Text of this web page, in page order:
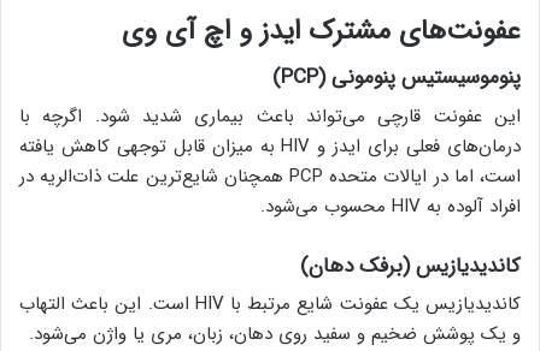
عفونت‌های مشترک ایدز و اچ آی وی
پنوموسیستیس پنومونی (PCP
)
این عفونت قارچی می‌تواند باعث بیماری شدید شود. اگرچه با
درمان‌های فعلی برای ایدز و HIV به میزان قابل توجهی کاهش یافته
است، اما در ایالات متحده PCP همچنان شایع‌ترین علت ذات‌الریه در
افراد آلوده به HIV محسوب می‌شود.
کاندیدیازیس (برفک دهان)
کاندیدیازیس یک عفونت شایع مرتبط با HIV است. این باعث التهاب
و یک پوشش ضخیم و سفید روی دهان، زبان، مری یا واژن می‌شود.